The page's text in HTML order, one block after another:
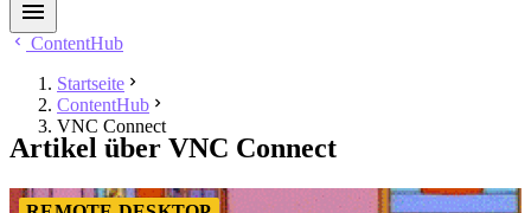
ContentHub
Startseite
ContentHub
VNC Connect
Artikel über VNC Connect